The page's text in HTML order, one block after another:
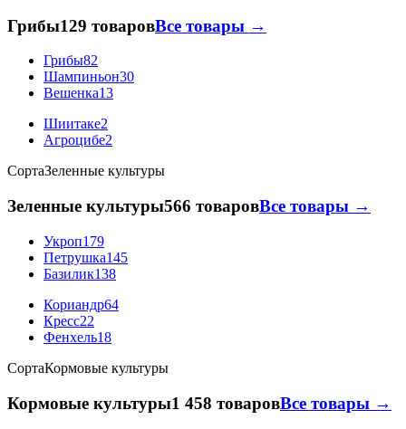
Грибы129 товаровВсе товары →
Грибы82
Шампиньон30
Вешенка13
Шиитаке2
Агроцибе2
СортаЗеленные культуры
Зеленные культуры566 товаровВсе товары →
Укроп179
Петрушка145
Базилик138
Кориандр64
Кресс22
Фенхель18
СортаКормовые культуры
Кормовые культуры1 458 товаровВсе товары →